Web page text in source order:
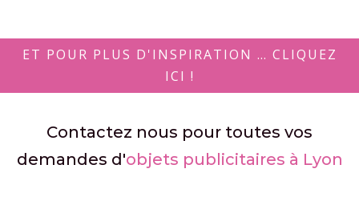
ET POUR PLUS D'INSPIRATION … CLIQUEZ
ICI !
Contactez nous pour toutes vos
demandes d'objets publicitaires à Lyon